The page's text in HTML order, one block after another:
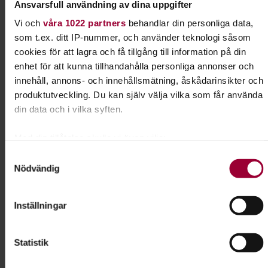
Ansvarsfull användning av dina uppgifter
Vi och våra 1022 partnersbehandlar din personliga data,
som t.ex. ditt IP-nummer, och använder teknologi såsom
cookies för att lagra och få tillgång till information på din
enhet för att kunna tillhandahålla personliga annonser och
innehåll, annons- och innehållsmätning, åskådarinsikter och
produktutveckling. Du kan själv välja vilka som får använda
din data och i vilka syften.
kan ha en noggrannhet på upp till flera meter
Ta reda på mer om hur dina personliga uppgifter behandlas
ändra eller dra tillbaka ditt samtycke när som helst från
Nödvändig
Inställningar
Statistik
Daniela Auerbach
Folkbildningsutvecklare Kultur
Skicka e-post
Dela: Facebook
vi dig igång.